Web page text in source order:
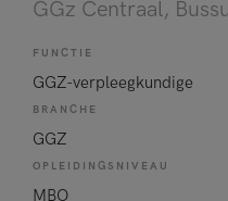
GGz Centraal,
FUNCTIE
GGZ-verpleegkundige
BRANCHE
GGZ
OPLEIDINGSNIVEAU
MBO